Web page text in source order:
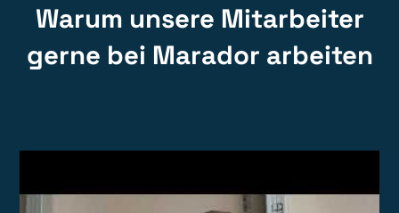
Warum unsere Mitarbeiter
gerne bei Marador arbeiten